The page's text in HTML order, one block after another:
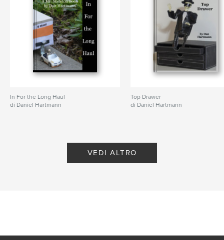
In For the Long Haul
di Daniel Hartmann
Top Drawer
di Daniel Hartmann
VEDI ALTRO